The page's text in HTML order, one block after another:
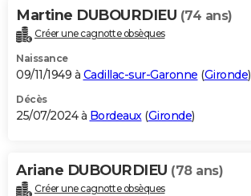
Martine DUBOURDIEU (74 ans)
Créer une cagnotte obsèques
Naissance
09/11/1949 à Cadillac-sur-Garonne (Gironde)
Décès
25/07/2024 à Bordeaux(Gironde)
Ariane DUBOURDIEU (78 ans)
Créer une cagnotte obsèques